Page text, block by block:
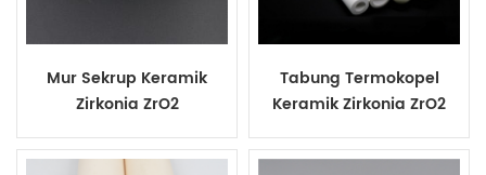
Mur Sekrup Keramik
Zirkonia ZrO2
Tabung Termokopel
Keramik Zirkonia ZrO2